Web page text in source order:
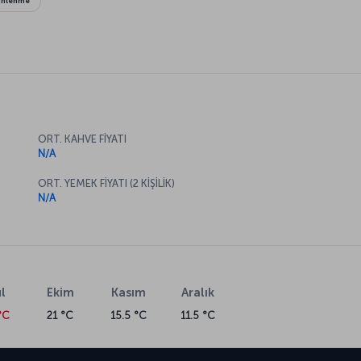
ORT. KAHVE FİYATI
N/A
ORT. YEMEK FİYATI (2 KİŞİLİK)
N/A
Ekim
21 °C
Kasım
15.5 °C
Aralık
11.5 °C